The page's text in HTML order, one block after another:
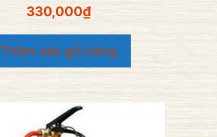
0
n
g
o
à
i
330,000₫
Thêm vào giỏ hàng